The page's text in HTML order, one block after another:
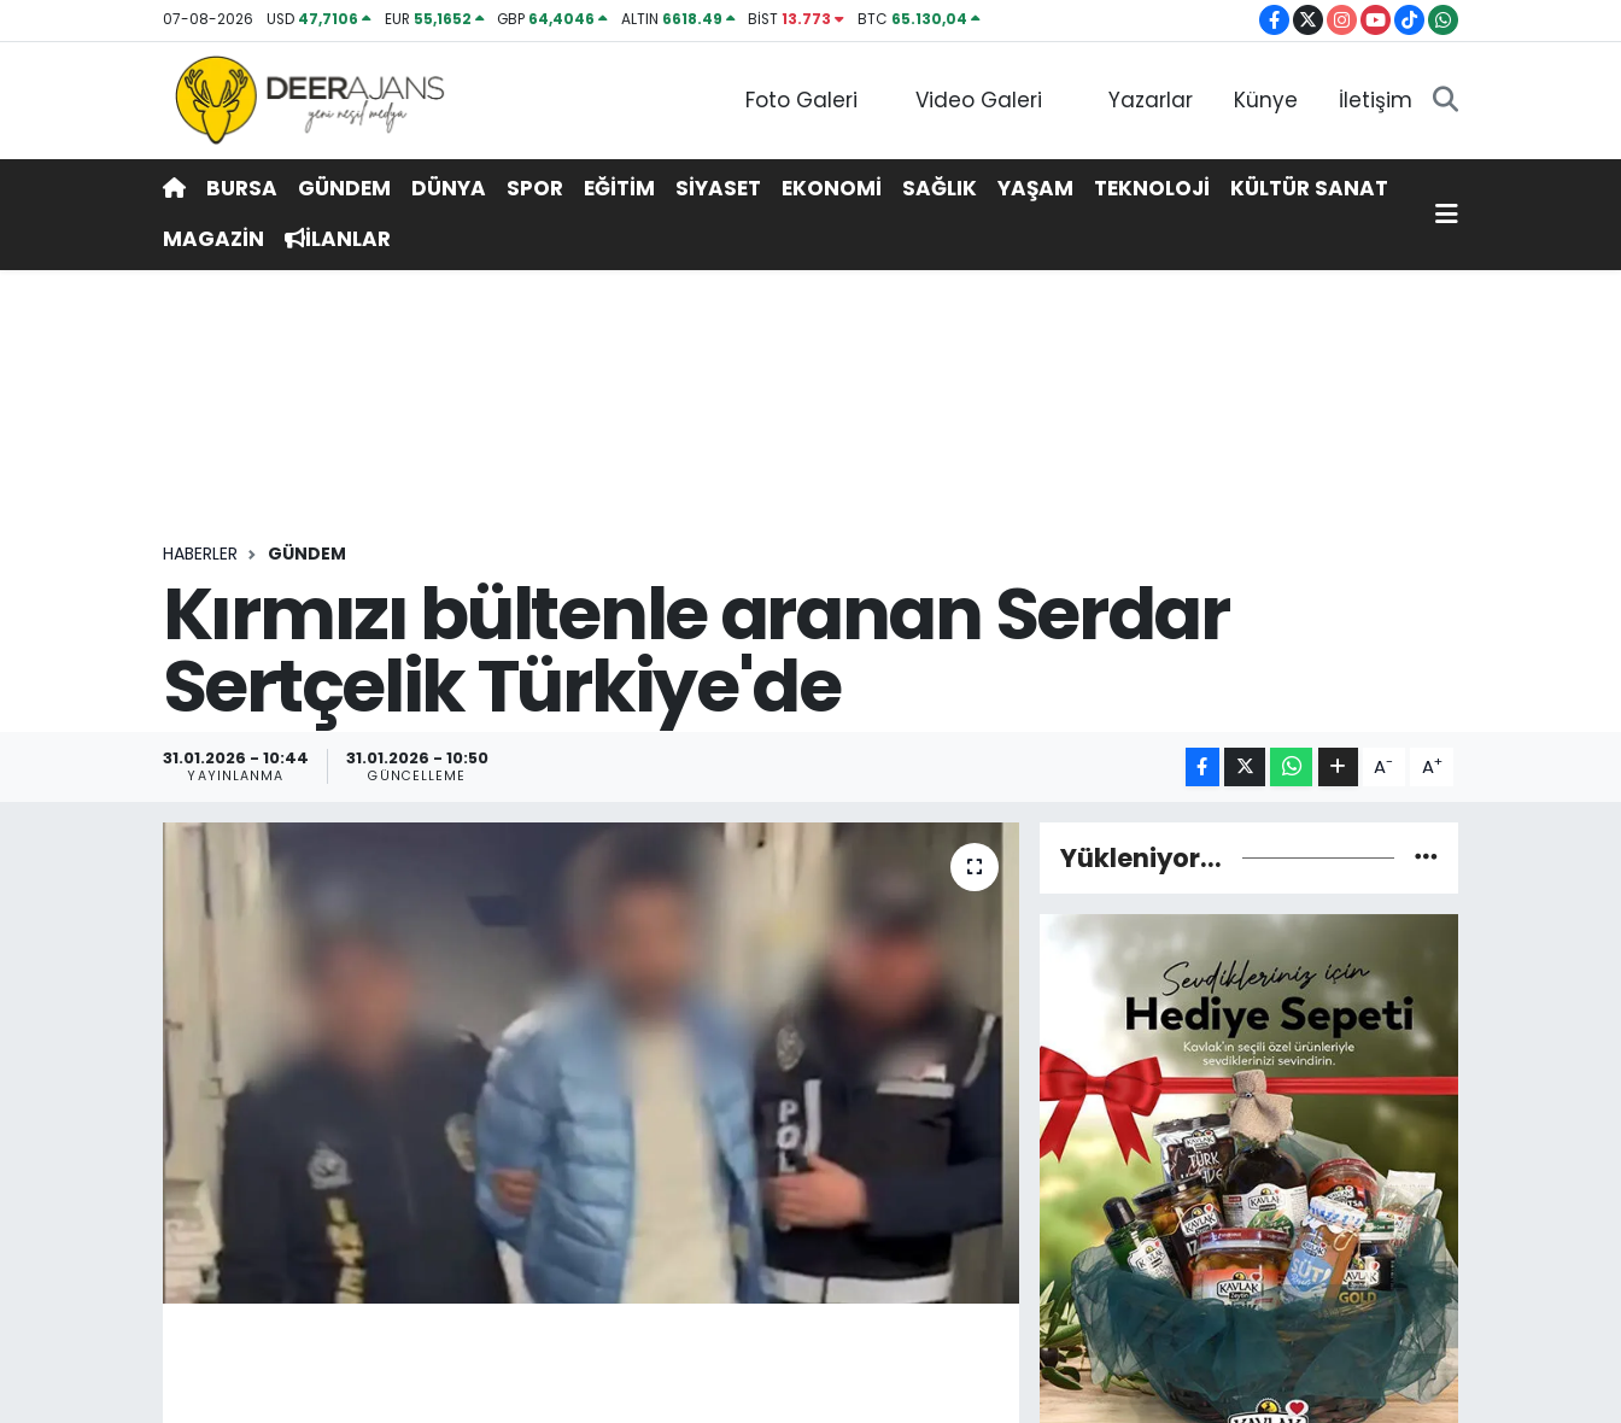
07-08-2026 USD 47,7106 EUR 55,1652 GBP 64,4046 ALTIN 6618.49 BİST13.773 BTC 65.130,04
Foto Galeri Video Galeri Yazarlar Künye İletişim
BURSA GÜNDEM DÜNYA SPOR EĞİTİM SİYASET EKONOMİ SAĞLIK YAŞAM TEKNOLOJİ
KÜLTÜR SANAT
MAGAZİN
İLANLAR
HABERLER GÜNDEM
Kırmızı bültenle aranan Serdar
Sertçelik Türkiye'de
31.01.2026 - 10:44
YAYINLANMA
31.01.2026 - 10:50
GÜNCELLEME A- A+
Yükleniyor...
Hava Durumu
Trafik Durumu
Tüm Manşetler